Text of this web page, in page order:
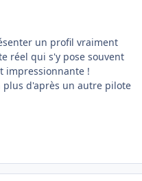
un profil vraiment
réel qui s'y pose souvent
impressionnante !
plus d'après un autre pilote